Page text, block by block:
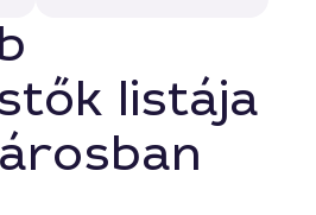
listája